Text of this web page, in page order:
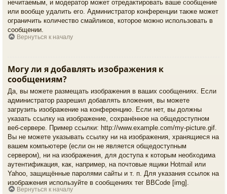
нечитаемым, и модератор может отредактировать ваше сообщение
или вообще удалить его. Администратор конференции также может
ограничить количество смайликов, которое можно использовать в
сообщении.
Вернуться к началу
Могу ли я добавлять изображения к
сообщениям?
Да, вы можете размещать изображения в ваших сообщениях. Если
администратор разрешил добавлять вложения, вы можете
загрузить изображение на конференцию. Если нет, вы должны
указать ссылку на изображение, сохранённое на общедоступном
веб-сервере. Пример ссылки: http://www.example.com/my-picture.gif.
Вы не можете указывать ссылку ни на изображения, хранящиеся на
вашем компьютере (если он не является общедоступным
сервером), ни на изображения, для доступа к которым необходима
аутентификация, как, например, на почтовые ящики Hotmail или
Yahoo, защищённые паролями сайты и т. п. Для указания ссылок на
изображения используйте в сообщениях тег BBCode [img].
Вернуться к началу